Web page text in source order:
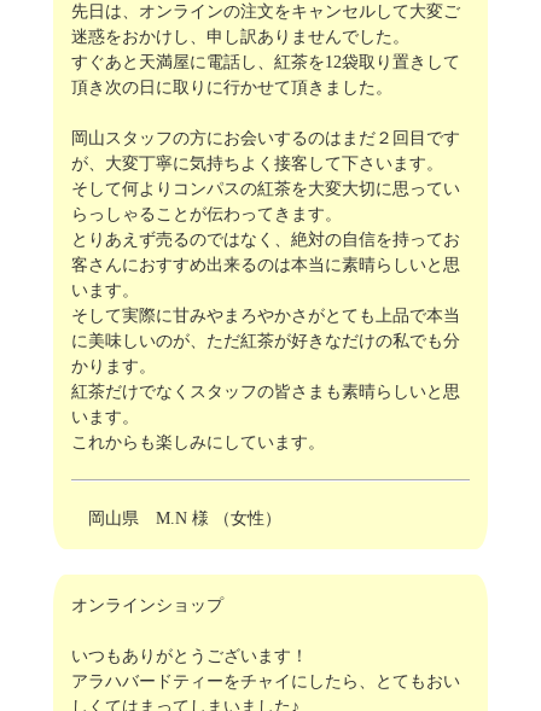
先日は、オンラインの注文をキャンセルして大変ご
迷惑をおかけし、申し訳ありませんでした。
すぐあと天満屋に電話し、紅茶を12袋取り置きして
頂き次の日に取りに行かせて頂きました。
岡山スタッフの方にお会いするのはまだ２回目です
が、大変丁寧に気持ちよく接客して下さいます。
そして何よりコンパスの紅茶を大変大切に思ってい
らっしゃることが伝わってきます。
とりあえず売るのではなく、絶対の自信を持ってお
客さんにおすすめ出来るのは本当に素晴らしいと思
います。
そして実際に甘みやまろやかさがとても上品で本当
に美味しいのが、ただ紅茶が好きなだけの私でも分
かります。
紅茶だけでなくスタッフの皆さまも素晴らしいと思
います。
これからも楽しみにしています。
岡山県 M.N 様 （女性）
オンラインショップ
いつもありがとうございます！
アラハバードティーをチャイにしたら、とてもおい
しくてはまってしまいました♪